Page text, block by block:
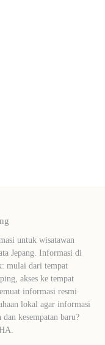
untuk wisatawan
Jepang. Informasi di
mulai dari tempat
akses ke tempat
informasi resmi
lokal agar informasi
kesempatan baru?